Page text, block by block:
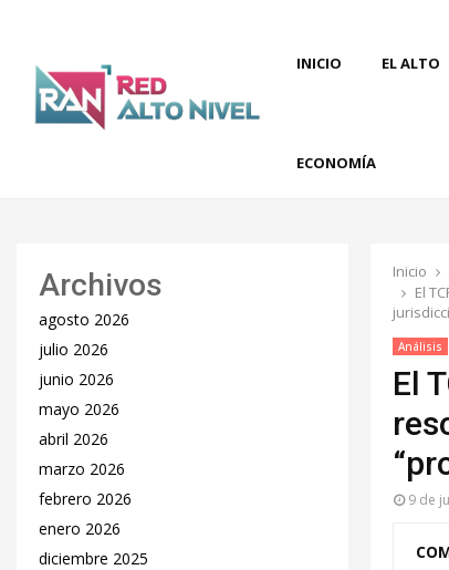
INICIO EL ALTO
ECONOMÍA
Inicio
El
Análisis
El
9 de
Archivos
agosto 2026
julio 2026
junio 2026
mayo 2026
abril 2026
marzo 2026
febrero 2026
enero 2026
diciembre 2025